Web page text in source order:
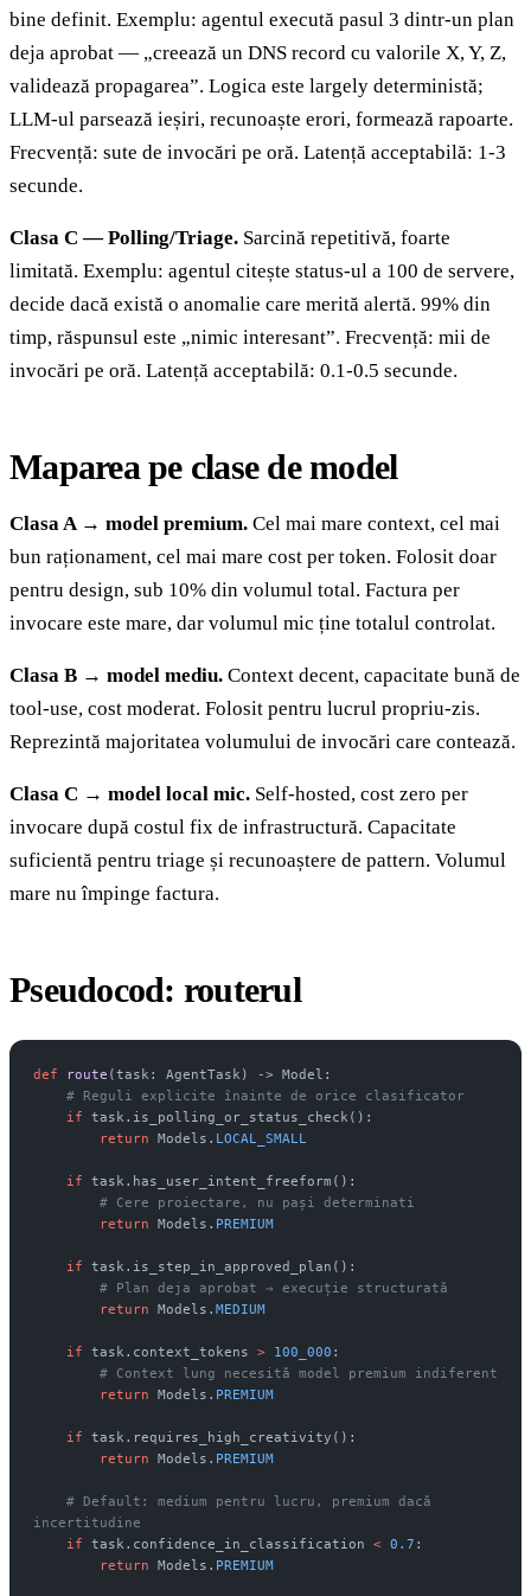
bine definit. Exemplu: agentul execută pasul 3 dintr-un plan
deja aprobat — „creează un DNS record cu valorile X, Y, Z,
validează propagarea”. Logica este largely deterministă;
LLM-ul parsează ieșiri, recunoaște erori, formează rapoarte.
Frecvență: sute de invocări pe oră. Latență acceptabilă: 1-3
secunde.
Clasa C — Polling/Triage. Sarcină repetitivă, foarte
limitată. Exemplu: agentul citește status-ul a 100 de servere,
decide dacă există o anomalie care merită alertă. 99% din
timp, răspunsul este „nimic interesant”. Frecvență: mii de
invocări pe oră. Latență acceptabilă: 0.1-0.5 secunde.
Maparea pe clase de model
Clasa A → model premium. Cel mai mare context, cel mai
bun raționament, cel mai mare cost per token. Folosit doar
pentru design, sub 10% din volumul total. Factura per
invocare este mare, dar volumul mic ține totalul controlat.
Clasa B → model mediu. Context decent, capacitate bună de
tool-use, cost moderat. Folosit pentru lucrul propriu-zis.
Reprezintă majoritatea volumului de invocări care contează.
Clasa C → model local mic. Self-hosted, cost zero per
invocare după costul fix de infrastructură. Capacitate
suficientă pentru triage și recunoaștere de pattern. Volumul
mare nu împinge factura.
Pseudocod: routerul
def route (task: AgentTask) -> Model:
    # Reguli explicite înainte de orice clasificator
    if
task.is_polling_or_status_check():
        return
Models. LOCAL_SMALL
    if
task.has_user_intent_freeform():
        # Cere proiectare, nu pași determinati
        return
Models. PREMIUM
    if
task.is_step_in_approved_plan():
        # Plan deja aprobat → execuție structurată
        return
Models. MEDIUM
    if
task.context_tokens > 100_000 :
        # Context lung necesită model premium indiferent
        return
Models. PREMIUM
    if
task.requires_high_creativity():
        return
Models. PREMIUM
incertitudine
    if
task.confidence_in_classification < 0.7 :
        return
Models. PREMIUM